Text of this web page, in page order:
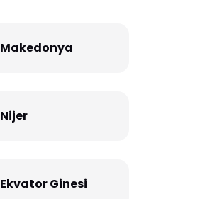
Makedonya
Nijer
Ekvator Ginesi